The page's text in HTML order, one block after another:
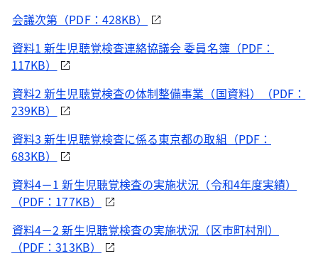
会議次第（PDF：428KB）
資料1 新生児聴覚検査連絡協議会 委員名簿（PDF：
117KB）
資料2 新生児聴覚検査の体制整備事業（国資料）（PDF：
239KB）
資料3 新生児聴覚検査に係る東京都の取組（PDF：
683KB）
資料4－1 新生児聴覚検査の実施状況（令和4年度実績）
（PDF：177KB）
資料4－2 新生児聴覚検査の実施状況（区市町村別）
（PDF：313KB）